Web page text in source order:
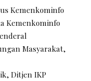
Kemenkominfo
Kemenkominfo
Masyarakat,
Ditjen IKP